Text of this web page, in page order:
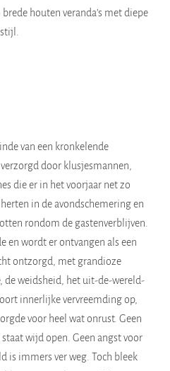
houten veranda’s met diepe
van een kronkelende
door klusjesmannen,
die er in het voorjaar net zo
in de avondschemering en
rondom de gastenverblijven.
en wordt er ontvangen als een
ontzorgd, met grandioze
weidsheid, het uit-de-wereld-
innerlijke vervreemding op,
voor heel wat onrust. Geen
wijd open. Geen angst voor
is immers ver weg. Toch bleek